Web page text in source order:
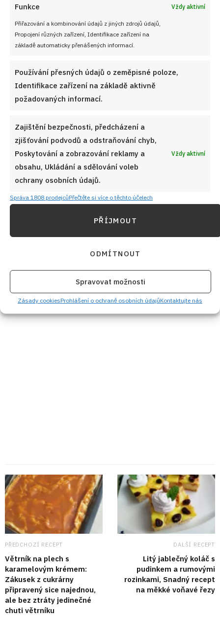
Funkce Vždy aktivní
Přiřazování a kombinování údajů z jiných zdrojů údajů,
Propojení různých zařízení, Identifikace zařízení na
základě automaticky přenášených informací.
Používání přesných údajů o zeměpisné poloze,
Identifikace zařízení na základě aktivně
požadovaných informací.
Zajištění bezpečnosti, předcházení a
zjišťování podvodů a odstraňování chyb,
Poskytování a zobrazování reklamy a
obsahu, Ukládání a sdělování voleb
ochrany osobních údajů.
Vždy aktivní
Správa 1808 prodejcůPřečtěte si více o těchto účelech
PŘÍJMOUT
ODMÍTNOUT
Spravovat možnosti
Zásady cookiesProhlášení o ochraně osobních údajůKontaktujte nás
BEZ KYNUTÍ ČESKÁ KUCHYNĚ DOMÁCÍ PIZZA DOMÁCÍ VAŘENÍ
ITALSKÁ KUCHYNĚ LITÉ TĚSTO MOZZARELLA PIZZA
PIZZA NA PLECH POHODLNÉ VAŘENÍ
RYCHLÉ VAŘENÍ SEZÓNNÍ VAŘENÍ SNADNÉ RECEPTY
TEKUTÉ TĚSTO TĚSTO BEZ HNĚTENÍ VEČEŘE
Diskuze
Sdílet na FB
PŘEDCHOZÍ RECEPT
Větrník na plech s
karamelovým krémem:
Zákusek z cukrárny
připravený sice najednou,
ale bez ztráty jedinečné
chuti větrníku
DALŠÍ RECEPT
Litý jablečný koláč s
pudinkem a rumovými
rozinkami, Snadný recept
na měkké voňavé řezy